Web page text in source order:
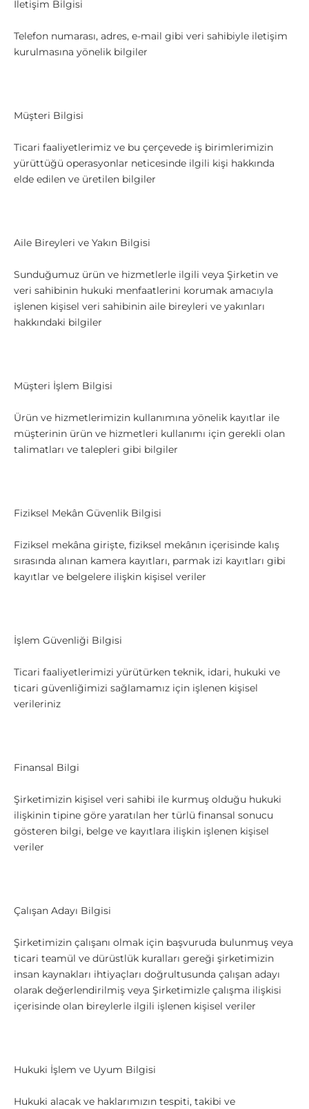
İletişim Bilgisi
Telefon numarası, adres, e-mail gibi veri sahibiyle iletişim
kurulmasına yönelik bilgiler
Müşteri Bilgisi
Ticari faaliyetlerimiz ve bu çerçevede iş birimlerimizin
yürüttüğü operasyonlar neticesinde ilgili kişi hakkında
elde edilen ve üretilen bilgiler
Aile Bireyleri ve Yakın Bilgisi
Sunduğumuz ürün ve hizmetlerle ilgili veya Şirketin ve
veri sahibinin hukuki menfaatlerini korumak amacıyla
işlenen kişisel veri sahibinin aile bireyleri ve yakınları
hakkındaki bilgiler
Müşteri İşlem Bilgisi
Ürün ve hizmetlerimizin kullanımına yönelik kayıtlar ile
müşterinin ürün ve hizmetleri kullanımı için gerekli olan
talimatları ve talepleri gibi bilgiler
Fiziksel Mekân Güvenlik Bilgisi
Fiziksel mekâna girişte, fiziksel mekânın içerisinde kalış
sırasında alınan kamera kayıtları, parmak izi kayıtları gibi
kayıtlar ve belgelere ilişkin kişisel veriler
İşlem Güvenliği Bilgisi
Ticari faaliyetlerimizi yürütürken teknik, idari, hukuki ve
ticari güvenliğimizi sağlamamız için işlenen kişisel
verileriniz
Finansal Bilgi
Şirketimizin kişisel veri sahibi ile kurmuş olduğu hukuki
ilişkinin tipine göre yaratılan her türlü finansal sonucu
gösteren bilgi, belge ve kayıtlara ilişkin işlenen kişisel
veriler
Çalışan Adayı Bilgisi
Şirketimizin çalışanı olmak için başvuruda bulunmuş veya
ticari teamül ve dürüstlük kuralları gereği şirketimizin
insan kaynakları ihtiyaçları doğrultusunda çalışan adayı
olarak değerlendirilmiş veya Şirketimizle çalışma ilişkisi
içerisinde olan bireylerle ilgili işlenen kişisel veriler
Hukuki İşlem ve Uyum Bilgisi
Hukuki alacak ve haklarımızın tespiti, takibi ve